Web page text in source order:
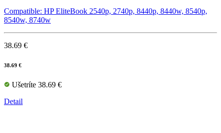
Compatible: HP EliteBook 2540p, 2740p, 8440p, 8440w, 8540p,
8540w, 8740w
38.69 €
38.69 €
Ušetríte 38.69 €
Detail